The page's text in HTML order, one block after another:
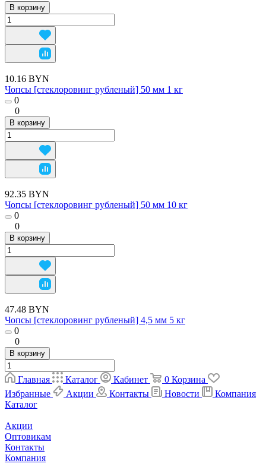
В корзину
10.16 BYN
Чопсы [стеклоровинг рубленый] 50 мм 1 кг
0
0
В корзину
92.35 BYN
Чопсы [стеклоровинг рубленый] 50 мм 10 кг
0
0
В корзину
47.48 BYN
Чопсы [стеклоровинг рубленый] 4,5 мм 5 кг
0
0
В корзину
Главная Каталог Кабинет 0 Корзина
Избранные
Акции Контакты Новости
Компания
Каталог
Акции
Оптовикам
Контакты
Компания